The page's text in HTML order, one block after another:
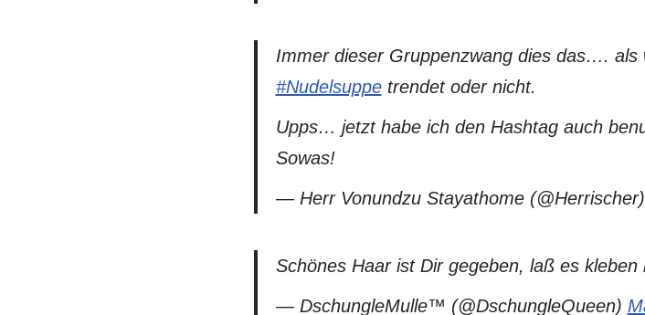
Immer dieser Gruppenzwang dies das…. als
#Nudelsuppetrendet oder nicht.
Upps… jetzt habe ich den Hashtag auch
Sowas!
— Herr Vonundzu Stayathome (@Herrischer)
Schönes Haar ist Dir gegeben, laß es kleben
— DschungleMulle™ (@DschungleQueen)